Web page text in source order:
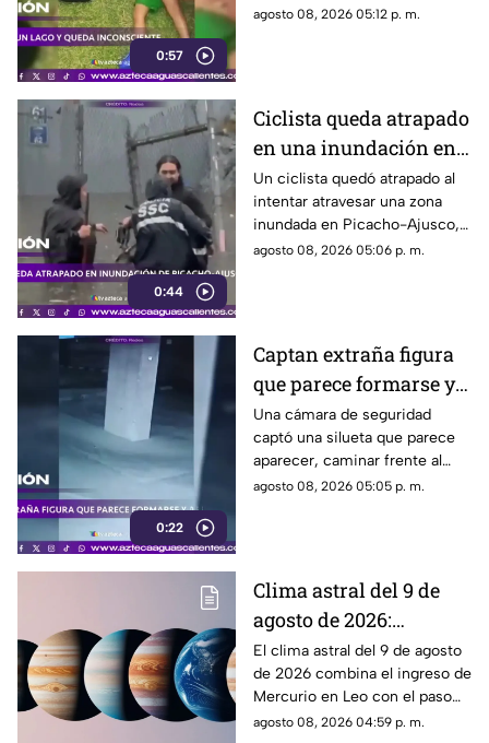
0:57
localizado inconsciente. Un
agosto 08, 2026 05:12 p. m.
0:44
Ciclista queda atrapado
en una inundación en
Picacho-Ajusco
Un ciclista quedó atrapado al
intentar atravesar una zona
inundada en Picacho-Ajusco,
Tlalpan. Elementos de la SSC
agosto 08, 2026 05:06 p. m.
0:22
Captan extraña figura
que parece formarse y
desaparecer frente a
una cámara
Una cámara de seguridad
captó una silueta que parece
aparecer, caminar frente al
lente y desaparecer. El video
agosto 08, 2026 05:05 p. m.
Clima astral del 9 de
agosto de 2026:
cambios en la
comunicación y
enfoque emocional
El clima astral del 9 de agosto
de 2026 combina el ingreso de
Mercurio en Leo con el paso
de la Luna a Cáncer y Venus en
agosto 08, 2026 04:59 p. m.